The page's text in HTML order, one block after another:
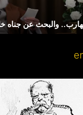
والبحث عن جناه